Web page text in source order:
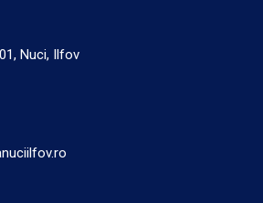
Nuci, Ilfov